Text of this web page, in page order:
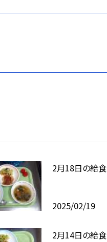
2月18日の給食
2025/02/19
2月14日の給食